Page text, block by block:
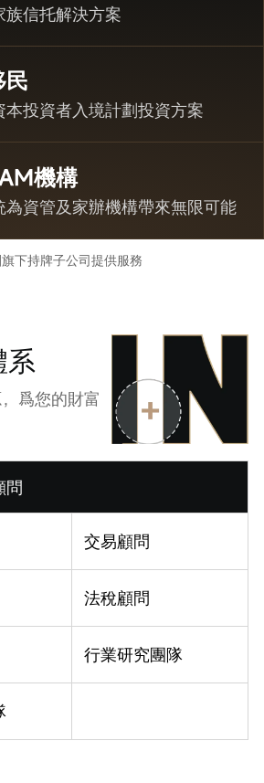
族信托解決方案
民
本投資者入境計劃投資方案
機構
為資管及家辦機構帶來無限可能
下持牌子公司提供服務
系
爲您的財富
問
交易顧問
法稅顧問
行業研究團隊